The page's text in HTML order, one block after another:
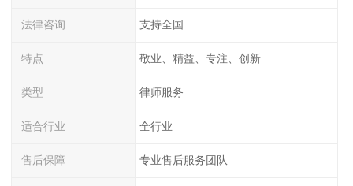
法律咨询 支持全国
特点 敬业、精益、专注、创新
类型 律师服务
适合行业 全行业
售后保障 专业售后服务团队